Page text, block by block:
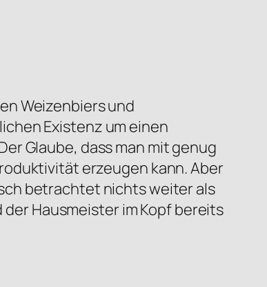
Weizenbiers und
Existenz um einen
Glaube, dass man mit genug
erzeugen kann. Aber
betrachtet nichts weiter als
Hausmeister im Kopf bereits